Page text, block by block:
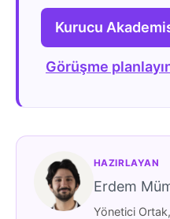
Kurucu
Görüşme
HAZIRLAYAN
Erdem
Yönetici